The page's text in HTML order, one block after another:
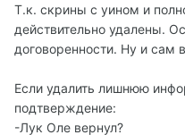
Т.к. скрины с уином и
действительно удалены.
договоренности. Ну и сам
Если удалить лишнюю
подтверждение:
-Лук Оле вернул?